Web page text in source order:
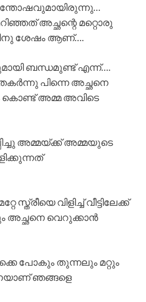
അച്ഛന്റെ മറ്റൊരു
ശേഷം ആണ്….
ബന്ധമുണ്ട് എന്ന്….
പിന്നെ അച്ഛനെ
കൊണ്ട് അമ്മ അവിടെ
അമ്മയ്ക്ക് അമ്മയുടെ
വിളിച്ച് വീട്ടിലേക്ക്
അച്ഛനെ വെറുക്കാൻ
പോകും തുന്നലും മറ്റും
ഞങ്ങളെ